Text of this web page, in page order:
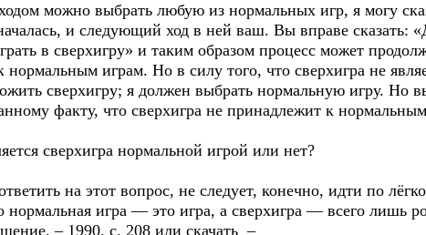
можно выбрать любую из нормальных игр, я могу
и следующий ход в ней ваш. Вы вправе сказать:
в сверхигру» и таким образом процесс может
нормальным играм. Но в силу того, что сверхигра не
сверхигру; я должен выбрать нормальную игру.
факту, что сверхигра не принадлежит к
сверхигра нормальной игрой или нет?
на этот вопрос, не следует, конечно, идти по
нормальная игра — это игра, а сверхигра — всего
– 1990, с. 208 или скачать –